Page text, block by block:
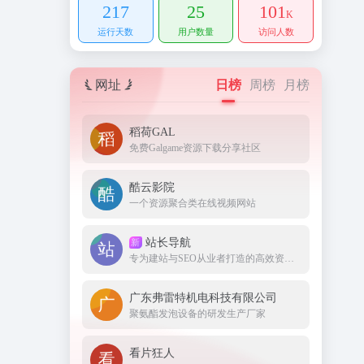
217
运行天数
25
用户数量
101K
访问人数
网址 日榜 周榜 月榜
稻荷GAL
免费Galgame资源下载分享社区
酷云影院
一个资源聚合类在线视频网站
新 站长导航
广东弗雷特机电科技有限公司
聚氨酯发泡设备的研发生产厂家
看片狂人